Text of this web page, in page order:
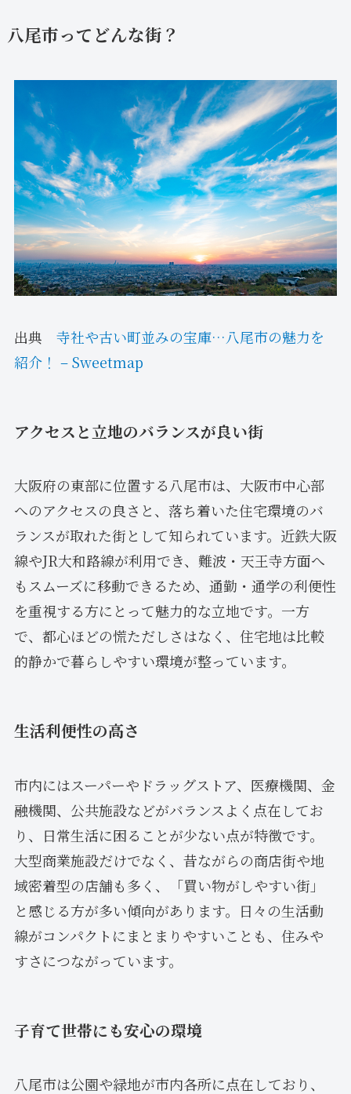
八尾市ってどんな街？
出典 寺社や古い町並みの宝庫…八尾市の魅力を
紹介！ – Sweetmap
アクセスと立地のバランスが良い街
大阪府の東部に位置する八尾市は、大阪市中心部
へのアクセスの良さと、落ち着いた住宅環境のバ
ランスが取れた街として知られています。近鉄大阪
線やJR大和路線が利用でき、難波・天王寺方面へ
もスムーズに移動できるため、通勤・通学の利便性
を重視する方にとって魅力的な立地です。一方
で、都心ほどの慌ただしさはなく、住宅地は比較
的静かで暮らしやすい環境が整っています。
生活利便性の高さ
市内にはスーパーやドラッグストア、医療機関、金
融機関、公共施設などがバランスよく点在してお
り、日常生活に困ることが少ない点が特徴です。
大型商業施設だけでなく、昔ながらの商店街や地
域密着型の店舗も多く、「買い物がしやすい街」
と感じる方が多い傾向があります。日々の生活動
線がコンパクトにまとまりやすいことも、住みや
すさにつながっています。
子育て世帯にも安心の環境
八尾市は公園や緑地が市内各所に点在しており、